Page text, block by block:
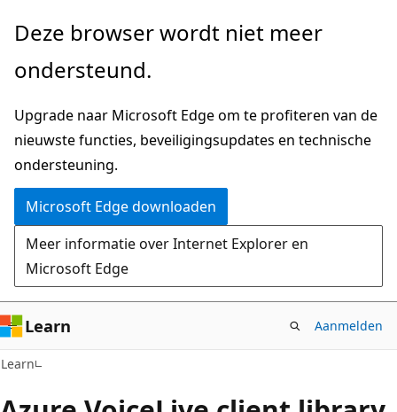
Naar
gaan
Deze browser wordt niet meer
ondersteund.
Upgrade naar Microsoft Edge om te profiteren van de
nieuwste functies, beveiligingsupdates en technische
ondersteuning.
Microsoft Edge downloaden
Meer informatie over Internet Explorer en
Microsoft Edge
Learn Aanmelden
Learn